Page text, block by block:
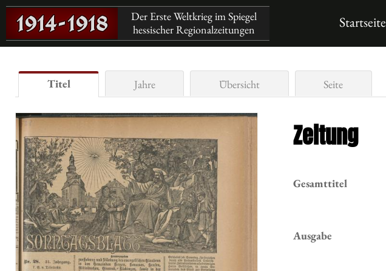
Der Erste Weltkrieg im Spiegel
hessischer Regionalzeitungen
Startseite
Titel Jahre Übersicht Seite
Zeitung
Gesamttitel
Ausgabe